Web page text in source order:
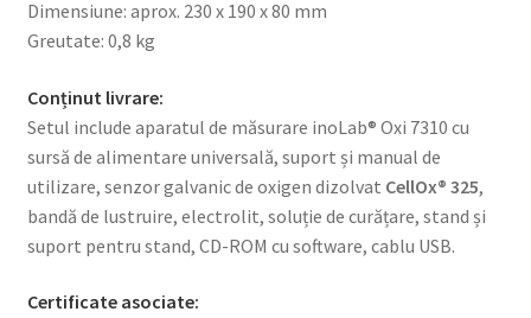
Dimensiune: aprox. 230 x 190 x 80 mm
Greutate: 0,8 kg
Conținut livrare:
Setul include aparatul de măsurare inoLab® Oxi 7310 cu
sursă de alimentare universală, suport și manual de
utilizare, senzor galvanic de oxigen dizolvat CellOx® 325,
bandă de lustruire, electrolit, soluție de curățare, stand și
suport pentru stand, CD-ROM cu software, cablu USB.
Certificate asociate: